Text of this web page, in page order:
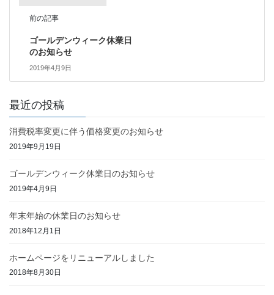
前の記事
ゴールデンウィーク休業日
のお知らせ
2019年4月9日
最近の投稿
消費税率変更に伴う価格変更のお知らせ
2019年9月19日
ゴールデンウィーク休業日のお知らせ
2019年4月9日
年末年始の休業日のお知らせ
2018年12月1日
ホームページをリニューアルしました
2018年8月30日